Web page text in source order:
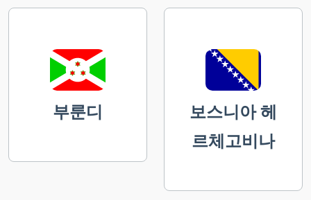
부룬디
보스니아 헤
르체고비나